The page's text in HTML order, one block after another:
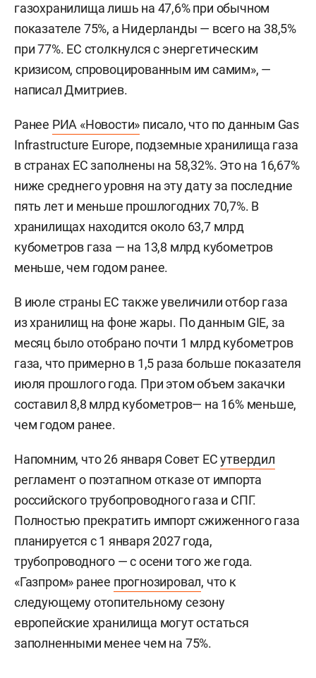
газохранилища лишь на 47,6% при обычном
показателе 75%, а Нидерланды — всего на 38,5%
при 77%. ЕС столкнулся с энергетическим
кризисом, спровоцированным им самим», —
написал Дмитриев.
Ранее РИА «Новости» писало, что по данным Gas
Infrastructure Europe, подземные хранилища газа
в странах ЕС заполнены на 58,32%. Это на 16,67%
ниже среднего уровня на эту дату за последние
пять лет и меньше прошлогодних 70,7%. В
хранилищах находится около 63,7 млрд
кубометров газа — на 13,8 млрд кубометров
меньше, чем годом ранее.
В июле страны ЕС также увеличили отбор газа
из хранилищ на фоне жары. По данным GIE, за
месяц было отобрано почти 1 млрд кубометров
газа, что примерно в 1,5 раза больше показателя
июля прошлого года. При этом объем закачки
составил 8,8 млрд кубометров— на 16% меньше,
чем годом ранее.
Напомним, что 26 января Совет ЕСутвердил
регламент о поэтапном отказе от импорта
российского трубопроводного газа и СПГ.
Полностью прекратить импорт сжиженного газа
планируется с 1 января 2027 года,
трубопроводного — с осени того же года.
«Газпром» ранее прогнозировал, что к
следующему отопительному сезону
европейские хранилища могут остаться
заполненными менее чем на 75%.